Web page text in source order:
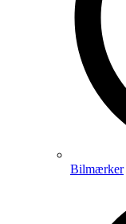
Bilmærker